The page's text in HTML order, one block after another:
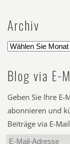
Archiv
Blog via E-
Geben Sie Ihre E-
abonnieren und
Beiträge via E-
E-